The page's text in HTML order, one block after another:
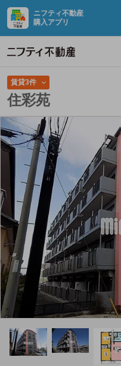
ニフティ不動産
購入アプリ
賃貸3件
住彩苑